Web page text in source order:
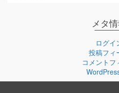
メタ
ログイ
投稿フィ
コメントフ